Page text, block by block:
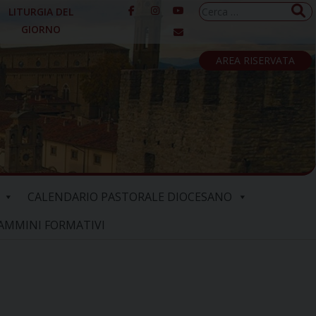
LITURGIA DEL
GIORNO
Ricerca
AREA RISERVATA
CALENDARIO PASTORALE DIOCESANO
FORMATIVI